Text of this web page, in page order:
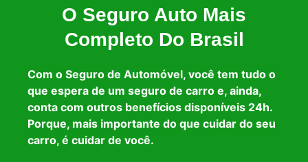
O Seguro Auto Mais
Completo Do Brasil
Com o Seguro de Automóvel, você tem tudo o
que espera de um seguro de carro e, ainda,
conta com outros benefícios disponíveis 24h.
Porque, mais importante do que cuidar do seu
carro, é cuidar de você.